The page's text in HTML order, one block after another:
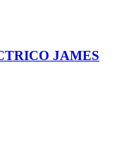
JAMES